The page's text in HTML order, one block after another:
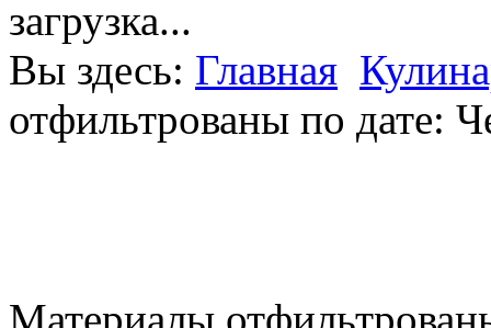
загрузка...
Вы здесь: Главная
отфильтрованы по дате: